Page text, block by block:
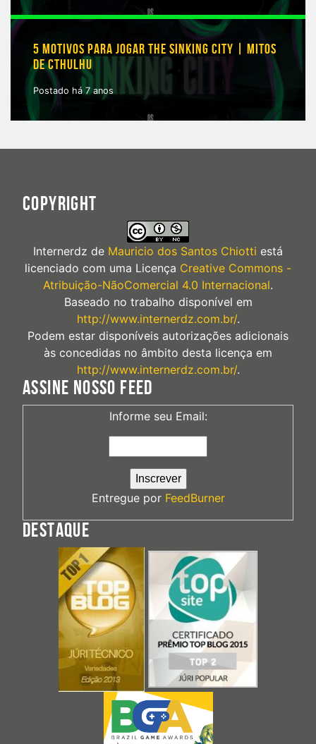
5 MOTIVOS PARA JOGAR THE SINKING CITY | MITOS
DE CTHULHU
Postado há 7 anos
COPYRIGHT
Internerdz de Mauricio dos Santos Chiotti está
licenciado com uma Licença Creative Commons -
Atribuição-NãoComercial 4.0 Internacional.
Baseado no trabalho disponível em
http://www.internerdz.com.br/.
Podem estar disponíveis autorizações adicionais
às concedidas no âmbito desta licença em
http://www.internerdz.com.br/.
ASSINE NOSSO FEED
Informe seu Email:
Entregue por FeedBurner
DESTAQUE